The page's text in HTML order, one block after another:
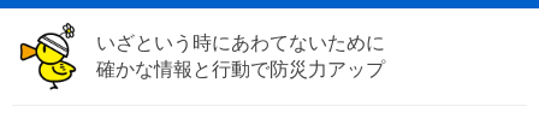
いざという時にあわてないために
確かな情報と行動で防災力アップ